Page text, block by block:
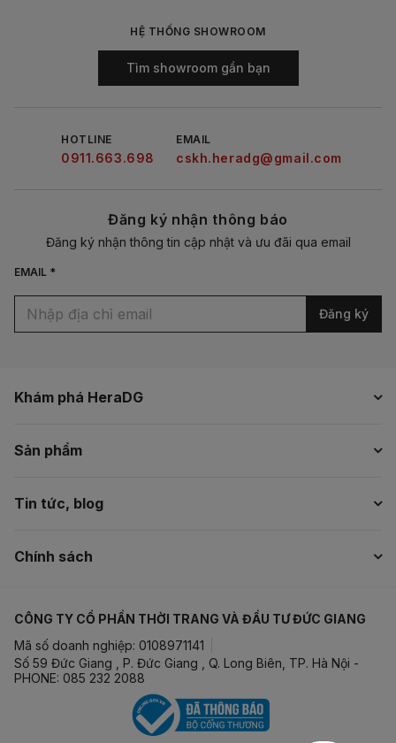
Khám phá HeraDG
Sản phẩm
Tin tức, blog
Chính sách
HỆ THỐNG SHOWROOM
Tìm showroom gần bạn
HOTLINE
0911.663.698
EMAIL
cskh.heradg@gmail.com
Đăng ký nhận thông báo
Đăng ký nhận thông tin cập nhật và ưu đãi qua email
EMAIL *
Đăng ký
CÔNG TY CỔ PHẦN THỜI TRANG VÀ ĐẦU TƯ ĐỨC GIANG
Mã số doanh nghiệp: 0108971141
Số 59 Đức Giang , P. Đức Giang , Q. Long Biên, TP. Hà Nội -
PHONE: 085 232 2088